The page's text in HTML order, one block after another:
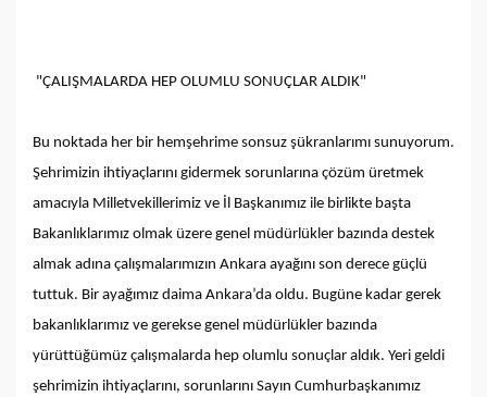
"ÇALIŞMALARDA HEP OLUMLU SONUÇLAR ALDIK"
Bu noktada her bir hemşehrime sonsuz şükranlarımı sunuyorum.
Şehrimizin ihtiyaçlarını gidermek sorunlarına çözüm üretmek
amacıyla Milletvekillerimiz ve İl Başkanımız ile birlikte başta
Bakanlıklarımız olmak üzere genel müdürlükler bazında destek
almak adına çalışmalarımızın Ankara ayağını son derece güçlü
tuttuk. Bir ayağımız daima Ankara’da oldu. Bugüne kadar gerek
bakanlıklarımız ve gerekse genel müdürlükler bazında
yürüttüğümüz çalışmalarda hep olumlu sonuçlar aldık. Yeri geldi
şehrimizin ihtiyaçlarını, sorunlarını Sayın Cumhurbaşkanımız